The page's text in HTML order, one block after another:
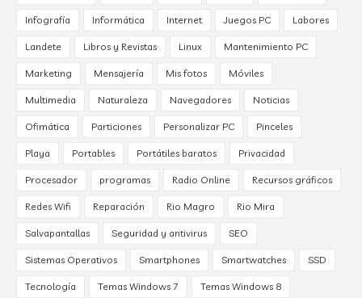
Infografía Informática Internet Juegos PC Labores
Landete Libros y Revistas Linux Mantenimiento PC
Marketing Mensajería Mis fotos Móviles
Multimedia Naturaleza Navegadores Noticias
Ofimática Particiones Personalizar PC Pinceles
Playa Portables Portátiles baratos Privacidad
Procesador programas Radio Online Recursos gráficos
Redes Wifi Reparación Rio Magro Rio Mira
Salvapantallas Seguridad y antivirus SEO
Sistemas Operativos Smartphones Smartwatches SSD
Tecnología Temas Windows 7 Temas Windows 8